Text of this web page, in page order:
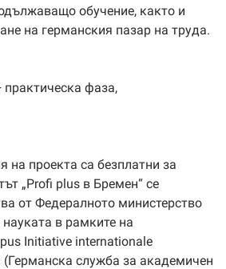
обучение, както и
на германския пазар на труда.
фаза,
на проекта са безплатни за
„Profi plus в Бремен“ се
от Федералното министерство
в рамките на
Initiative internationale
(Германска служба за академичен